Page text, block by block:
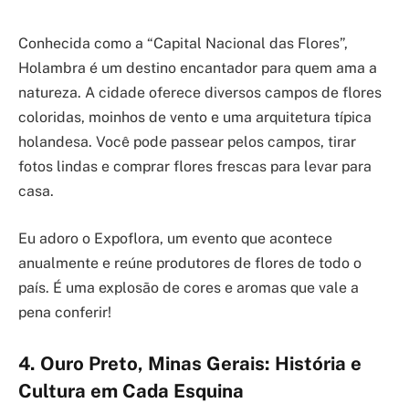
Conhecida como a “Capital Nacional das Flores”,
Holambra é um destino encantador para quem ama a
natureza. A cidade oferece diversos campos de flores
coloridas, moinhos de vento e uma arquitetura típica
holandesa. Você pode passear pelos campos, tirar
fotos lindas e comprar flores frescas para levar para
casa.
Eu adoro o Expoflora, um evento que acontece
anualmente e reúne produtores de flores de todo o
país. É uma explosão de cores e aromas que vale a
pena conferir!
4. Ouro Preto, Minas Gerais: História e
Cultura em Cada Esquina